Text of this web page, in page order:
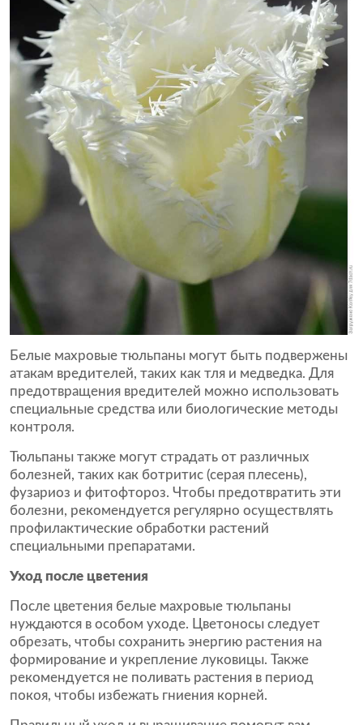
Белые махровые тюльпаны могут быть подвержены
атакам вредителей, таких как тля и медведка. Для
предотвращения вредителей можно использовать
специальные средства или биологические методы
контроля.
Тюльпаны также могут страдать от различных
болезней, таких как ботритис (серая плесень),
фузариоз и фитофтороз. Чтобы предотвратить эти
болезни, рекомендуется регулярно осуществлять
профилактические обработки растений
специальными препаратами.
Уход после цветения
После цветения белые махровые тюльпаны
нуждаются в особом уходе. Цветоносы следует
обрезать, чтобы сохранить энергию растения на
формирование и укрепление луковицы. Также
рекомендуется не поливать растения в период
покоя, чтобы избежать гниения корней.